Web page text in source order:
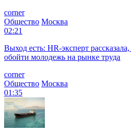
corner
Общество Москва
02:21
Выход есть: HR-эксперт
обойти молодежь на рынке труда
corner
Общество Москва
01:35